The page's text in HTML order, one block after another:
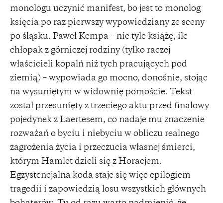
monologu uczynić manifest, bo jest to monolog
księcia po raz pierwszy wypowiedziany ze sceny
po śląsku. Paweł Kempa – nie tyle książę, ile
chłopak z górniczej rodziny (tylko raczej
właścicieli kopalń niż tych pracujących pod
ziemią) – wypowiada go mocno, donośnie, stojąc
na wysuniętym w widownię pomoście. Tekst
został przesunięty z trzeciego aktu przed finałowy
pojedynek z Laertesem, co nadaje mu znaczenie
rozważań o byciu i niebyciu w obliczu realnego
zagrożenia życia i przeczucia własnej śmierci,
którym Hamlet dzieli się z Horacjem.
Egzystencjalna koda staje się więc epilogiem
tragedii i zapowiedzią losu wszystkich głównych